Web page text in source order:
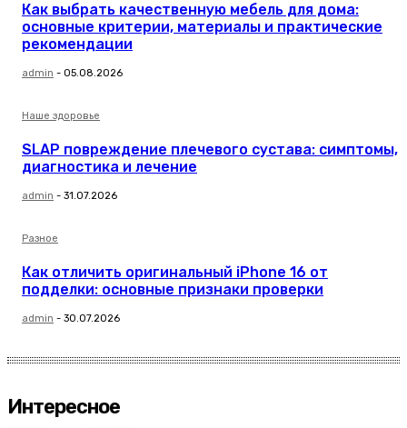
Как выбрать качественную мебель для дома:
основные критерии, материалы и практические
рекомендации
admin - 05.08.2026
Наше здоровье
SLAP повреждение плечевого сустава: симптомы,
диагностика и лечение
admin - 31.07.2026
Разное
Как отличить оригинальный iPhone 16 от
подделки: основные признаки проверки
admin - 30.07.2026
Интересное